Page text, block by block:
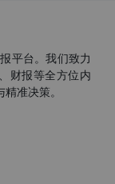
业，以低空+AI
平台。我们致力
财报等全方位内
准决策。